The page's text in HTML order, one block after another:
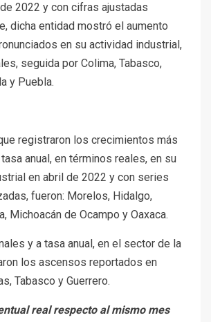
2022 y con cifras ajustadas
dicha entidad mostró el aumento
en su actividad industrial,
seguida por Colima, Tabasco,
y Puebla.
registraron los crecimientos más
anual, en términos reales, en su
en abril de 2022 y con series
fueron: Morelos, Hidalgo,
Michoacán de Ocampo y Oaxaca.
y a tasa anual, en el sector de la
los ascensos reportados en
Tabasco y Guerrero.
real respecto al mismo mes